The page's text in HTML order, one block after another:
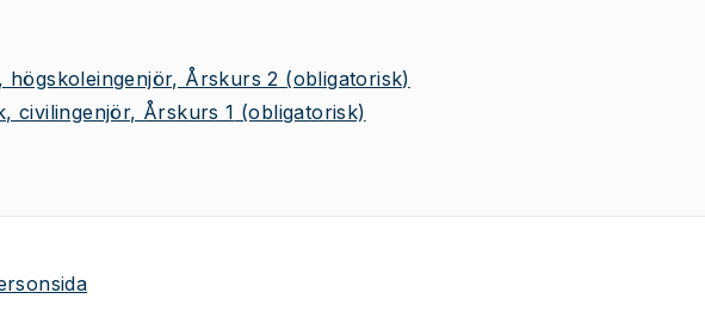
högskoleingenjör, Årskurs 2 (obligatorisk)
civilingenjör, Årskurs 1 (obligatorisk)